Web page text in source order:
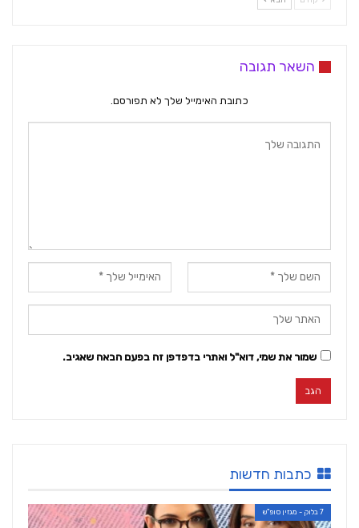
השאר תגובה
כתובת האימייל שלך לא תפורסם.
שמור את שמי, דוא"ל ואתרי בדפדפן זה בפעם הבאה שאגיב.
כתבות חדשות
7 בלוק - מגזין סופ"ש